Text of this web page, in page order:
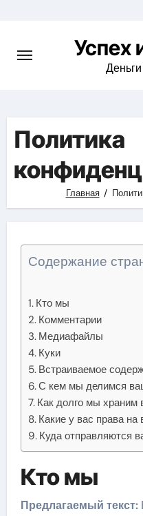
content
Успех
Политика
Главная
Содержание
Кто мы
Комментарии
Медиафайлы
Куки
Встраиваемое
С кем мы делимся
Как долго мы
Какие у вас права
Куда отправляются
Кто мы
Предлагаемый текст: